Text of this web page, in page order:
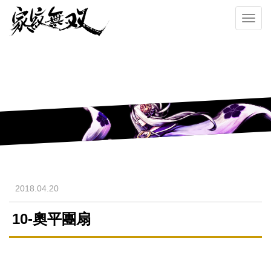
2018.04.20
10-奧平團扇